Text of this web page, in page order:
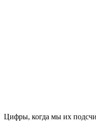
Цифры, когда мы их